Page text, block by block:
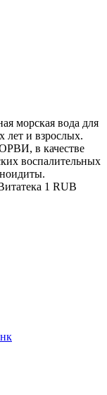
морская вода для
лет и взрослых.
в качестве
воспалительных
1 RUB